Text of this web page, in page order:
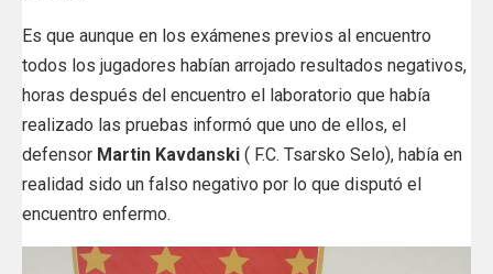
Es que aunque en los exámenes previos al encuentro
todos los jugadores habían arrojado resultados negativos,
horas después del encuentro el laboratorio que había
realizado las pruebas informó que uno de ellos, el
defensor Martin Kavdanski ( F.C. Tsarsko Selo), había en
realidad sido un falso negativo por lo que disputó el
encuentro enfermo.